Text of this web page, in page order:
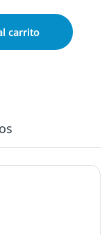
carrito